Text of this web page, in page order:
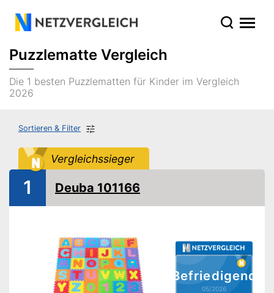
Puzzlematte Vergleich
Die 1 besten Puzzlematten für Kinder im Vergleich
2026
Sortieren & Filter
Vergleichssieger
Befriedigend
05/2026
1 Deuba 101166